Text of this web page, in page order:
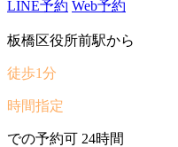
LINE予約 Web予約
板橋区役所前駅から
徒歩1分
時間指定
での予約可 24時間